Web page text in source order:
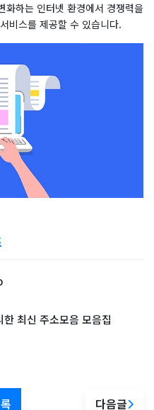
화하는 인터넷 환경에서 경쟁력을
비스를 제공할 수 있습니다.
최신 주소모음 모음집
다음글